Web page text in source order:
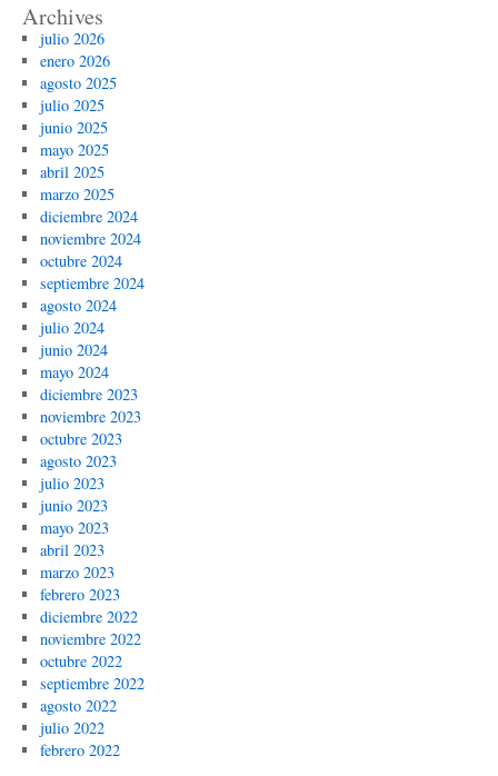
Archives
julio 2026
enero 2026
agosto 2025
julio 2025
junio 2025
mayo 2025
abril 2025
marzo 2025
diciembre 2024
noviembre 2024
octubre 2024
septiembre 2024
agosto 2024
julio 2024
junio 2024
mayo 2024
diciembre 2023
noviembre 2023
octubre 2023
agosto 2023
julio 2023
junio 2023
mayo 2023
abril 2023
marzo 2023
febrero 2023
diciembre 2022
noviembre 2022
octubre 2022
septiembre 2022
agosto 2022
julio 2022
febrero 2022